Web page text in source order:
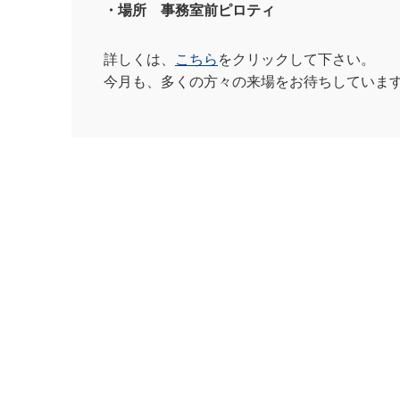
・場所 事務室前ピロティ
詳しくは、 こちら をクリックして下さい。
今月も、多くの方々の来場をお待ちしていま